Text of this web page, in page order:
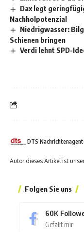
Dax legt
Nachholpotenzial
Niedrigwasser:
Schienen bringen
Verdi lehnt SPD-
DTS
Autor dieses Artikel ist
Folgen Sie uns
60K
Gefällt mir